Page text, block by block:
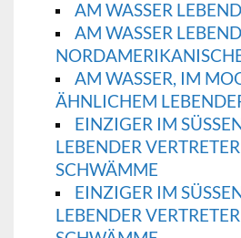
AM WASSER
AM WASSER
AM WASSER, IM
ÄHNLICHEM
EINZIGER IM SÜSSEN
EBENDER VERTRETER
CHWÄMME
EINZIGER IM
LEBENDER